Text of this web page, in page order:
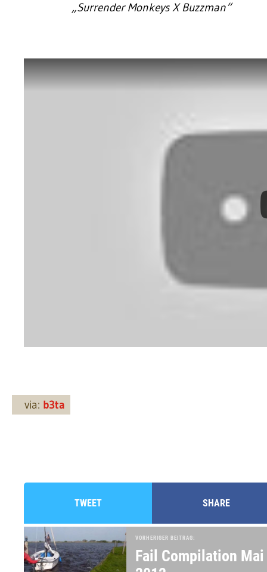
„Surrender Monkeys X Buzzman“
via: b3ta
TWEET SHARE
VORHERIGER BEITRAG:
Fail Compilation Mai